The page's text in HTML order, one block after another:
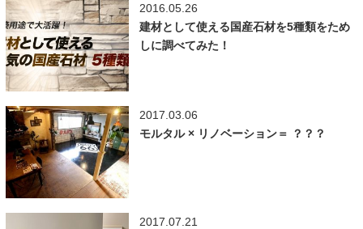
2016.05.26
建材として使える国産石材を5種類をため
しに調べてみた！
2017.03.06
モルタル × リノベーション＝ ？？？
2017.07.21